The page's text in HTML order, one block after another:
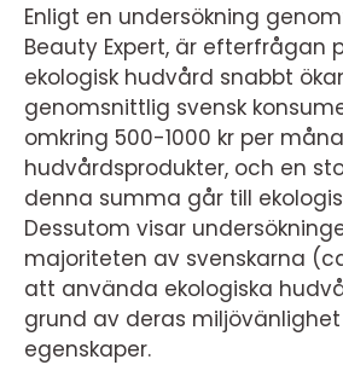
Enligt en undersökning
Beauty Expert, är efterfrågan
ekologisk hudvård snabbt
genomsnittlig svensk
omkring 500-1000 kr per
hudvårdsprodukter, och en
denna summa går till
Dessutom visar
majoriteten av svenskarna
att använda ekologiska
grund av deras
egenskaper.